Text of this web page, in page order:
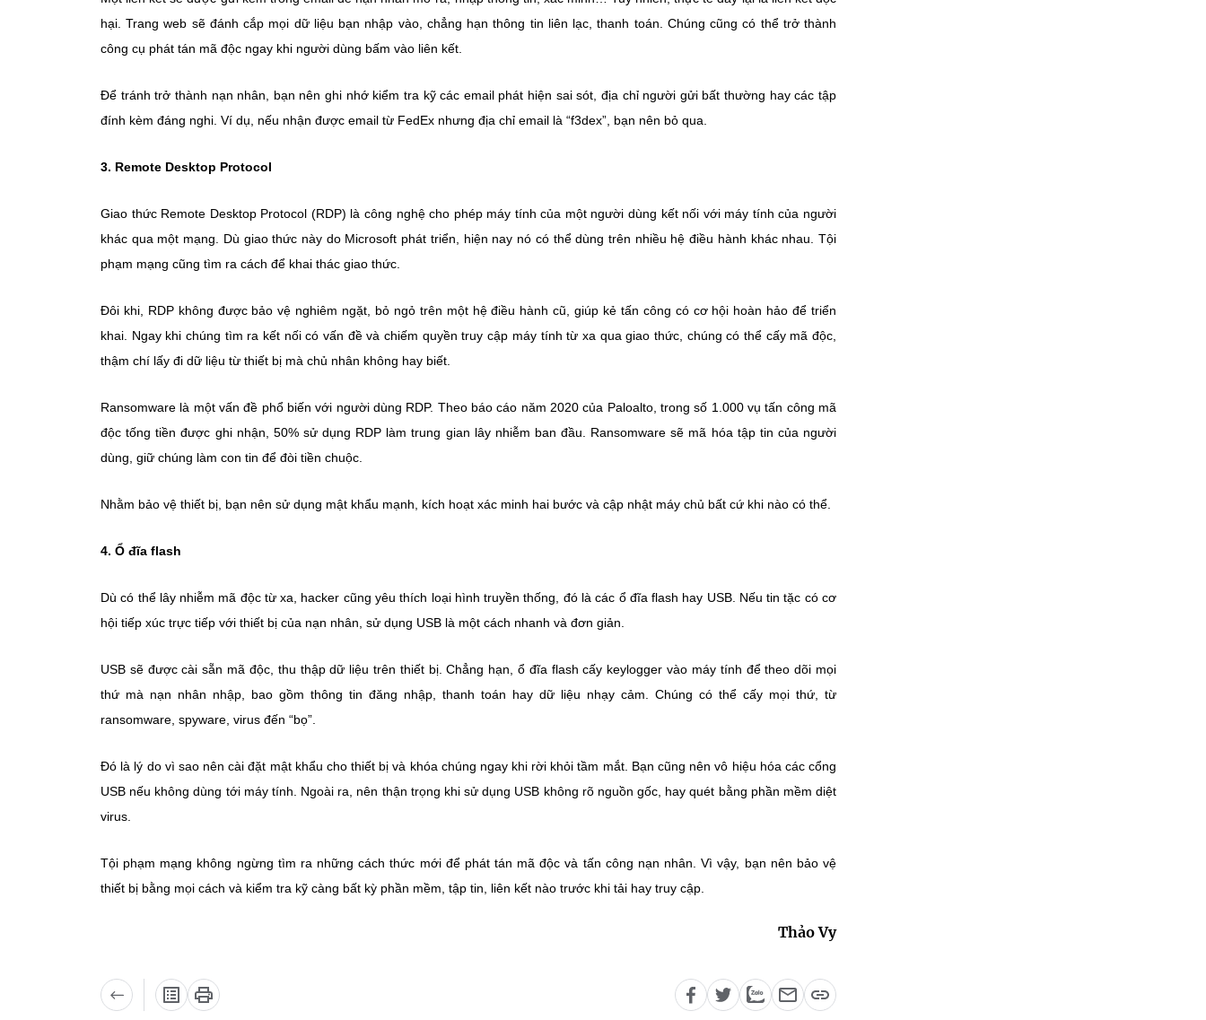
hại. Trang web sẽ đánh cắp mọi dữ liệu bạn nhập vào, chẳng hạn thông tin liên lạc, thanh toán. Chúng cũng có thể trở thành
công cụ phát tán mã độc ngay khi người dùng bấm vào liên kết.
Để tránh trở thành nạn nhân, bạn nên ghi nhớ kiểm tra kỹ các email phát hiện sai sót, địa chỉ người gửi bất thường hay các tập
đính kèm đáng nghi. Ví dụ, nếu nhận được email từ FedEx nhưng địa chỉ email là “f3dex”, bạn nên bỏ qua.
3. Remote Desktop Protocol
Giao thức Remote Desktop Protocol (RDP) là công nghệ cho phép máy tính của một người dùng kết nối với máy tính của người
khác qua một mạng. Dù giao thức này do Microsoft phát triển, hiện nay nó có thể dùng trên nhiều hệ điều hành khác nhau. Tội
phạm mạng cũng tìm ra cách để khai thác giao thức.
Đôi khi, RDP không được bảo vệ nghiêm ngặt, bỏ ngỏ trên một hệ điều hành cũ, giúp kẻ tấn công có cơ hội hoàn hảo để triển
khai. Ngay khi chúng tìm ra kết nối có vấn đề và chiếm quyền truy cập máy tính từ xa qua giao thức, chúng có thể cấy mã độc,
thậm chí lấy đi dữ liệu từ thiết bị mà chủ nhân không hay biết.
Ransomware là một vấn đề phổ biến với người dùng RDP. Theo báo cáo năm 2020 của Paloalto, trong số 1.000 vụ tấn công mã
độc tống tiền được ghi nhận, 50% sử dụng RDP làm trung gian lây nhiễm ban đầu. Ransomware sẽ mã hóa tập tin của người
dùng, giữ chúng làm con tin để đòi tiền chuộc.
Nhằm bảo vệ thiết bị, bạn nên sử dụng mật khẩu mạnh, kích hoạt xác minh hai bước và cập nhật máy chủ bất cứ khi nào có thể.
4. Ổ đĩa flash
Dù có thể lây nhiễm mã độc từ xa, hacker cũng yêu thích loại hình truyền thống, đó là các ổ đĩa flash hay USB. Nếu tin tặc có cơ
hội tiếp xúc trực tiếp với thiết bị của nạn nhân, sử dụng USB là một cách nhanh và đơn giản.
USB sẽ được cài sẵn mã độc, thu thập dữ liệu trên thiết bị. Chẳng hạn, ổ đĩa flash cấy keylogger vào máy tính để theo dõi mọi
thứ mà nạn nhân nhập, bao gồm thông tin đăng nhập, thanh toán hay dữ liệu nhạy cảm. Chúng có thể cấy mọi thứ, từ
ransomware, spyware, virus đến “bọ”.
Đó là lý do vì sao nên cài đặt mật khẩu cho thiết bị và khóa chúng ngay khi rời khỏi tầm mắt. Bạn cũng nên vô hiệu hóa các cổng
USB nếu không dùng tới máy tính. Ngoài ra, nên thận trọng khi sử dụng USB không rõ nguồn gốc, hay quét bằng phần mềm diệt
virus.
Tội phạm mạng không ngừng tìm ra những cách thức mới để phát tán mã độc và tấn công nạn nhân. Vì vậy, bạn nên bảo vệ
thiết bị bằng mọi cách và kiểm tra kỹ càng bất kỳ phần mềm, tập tin, liên kết nào trước khi tải hay truy cập.
Thảo Vy